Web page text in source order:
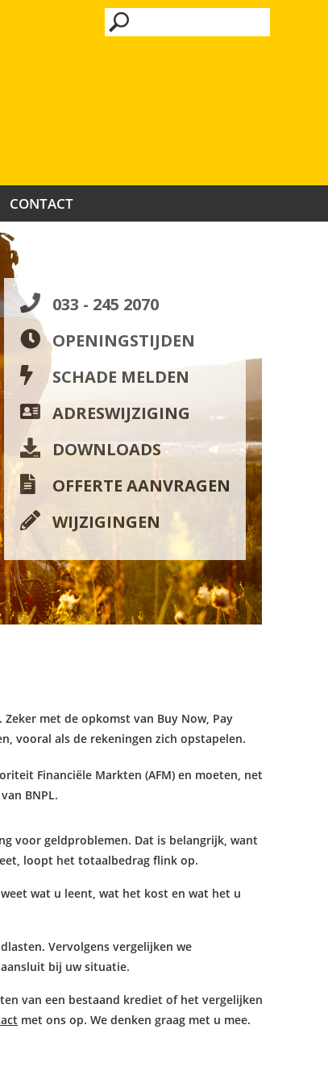
033 - 245 2070
OPENINGSTIJDEN
SCHADE MELDEN
ADRESWIJZIGING
DOWNLOADS
OFFERTE AANVRAGEN
WIJZIGINGEN
met de opkomst van Buy Now, Pay
vooral als de rekeningen zich opstapelen.
Financiële Markten (AFM) en moeten, net
BNPL.
voor geldproblemen. Dat is belangrijk, want
loopt het totaalbedrag flink op.
wat u leent, wat het kost en wat het u
Vervolgens vergelijken we
bij uw situatie.
van een bestaand krediet of het vergelijken
met ons op. We denken graag met u mee.
CONTACT